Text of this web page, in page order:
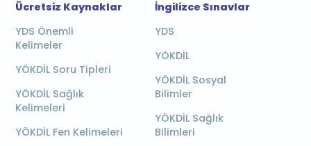
Ücretsiz Kaynaklar
YDS Önemli
Kelimeler
YÖKDİL Soru Tipleri
YÖKDİL Sağlık
Kelimeleri
YÖKDİL Fen Kelimeleri
İngilizce Sınavlar
YDS
YÖKDİL
YÖKDİL Sosyal
Bilimler
YÖKDİL Sağlık
Bilimleri